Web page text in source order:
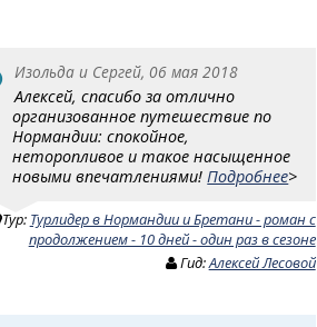
Изольда и Сергей, 06 мая 2018
Алексей, спасибо за отлично
организованное путешествие по
Нормандии: спокойное,
неторопливое и такое насыщенное
новыми впечатлениями!Подробнее>
Тур: Турлидер в Нормандии и Бретани - роман с
продолжением - 10 дней - один раз в сезоне
Гид:Алексей Лесовой